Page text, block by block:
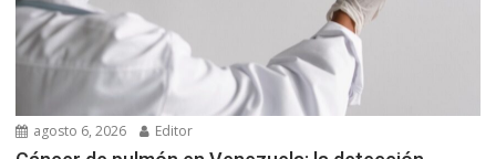
agosto 6, 2026 Editor